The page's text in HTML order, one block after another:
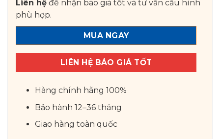
Liên hệ để nhận báo giá tốt và tư vấn cấu hình
phù hợp.
MUA NGAY
LIÊN HỆ BÁO GIÁ TỐT
Hàng chính hãng 100%
Bảo hành 12–36 tháng
Giao hàng toàn quốc